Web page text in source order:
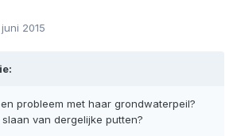
juni 2015
probleem met haar grondwaterpeil?
van dergelijke putten?